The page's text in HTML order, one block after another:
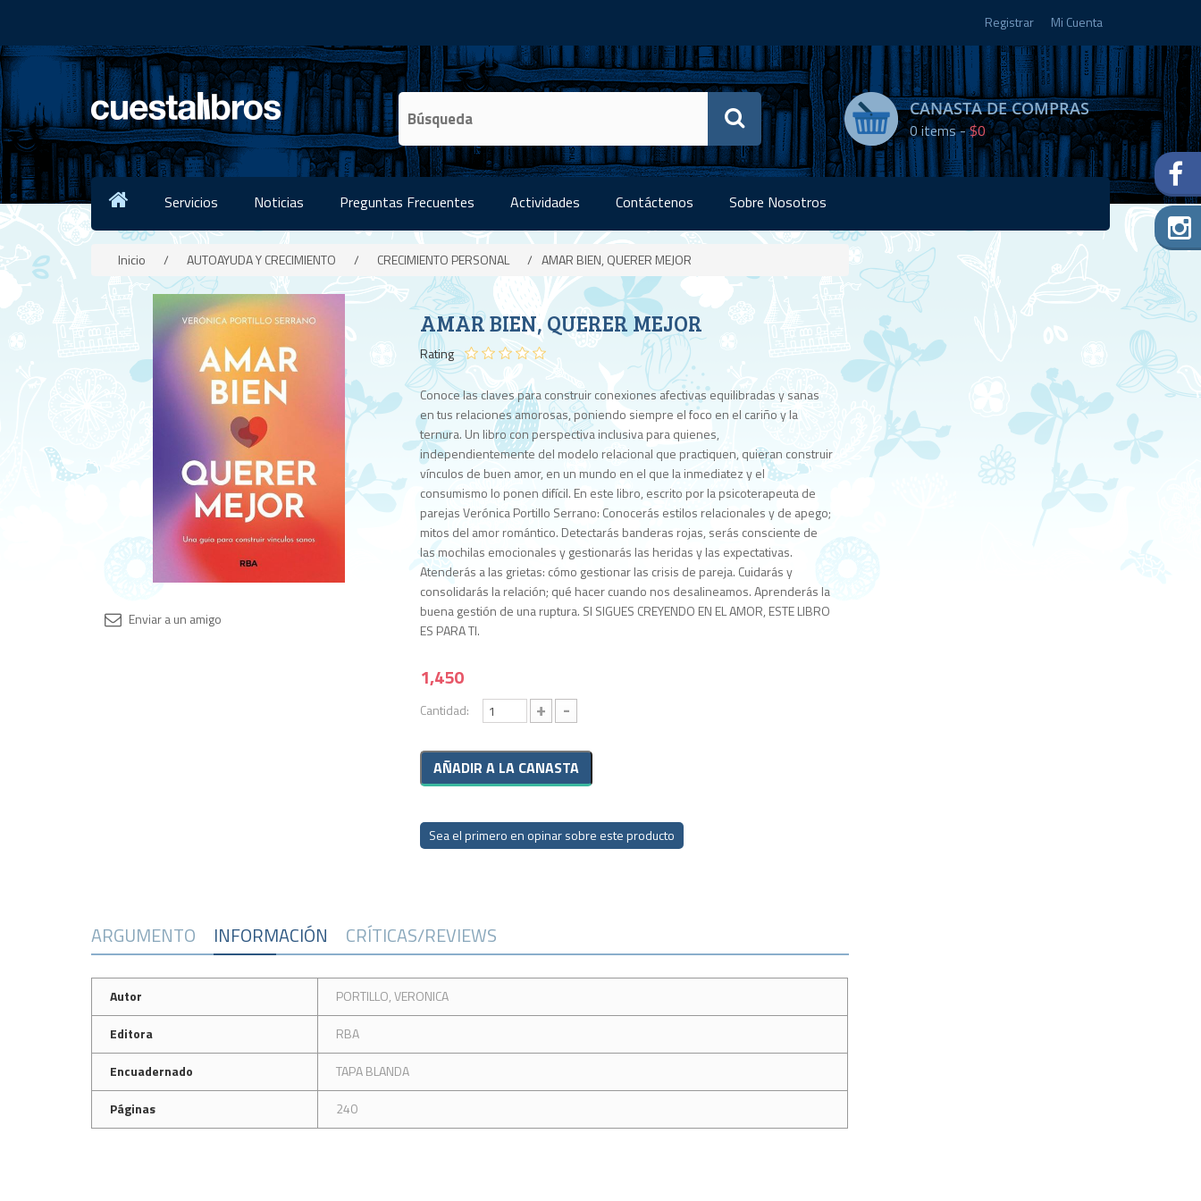
Registrar Mi Cuenta
CANASTA DE COMPRAS
0items -$0
Servicios Noticias Preguntas Frecuentes Actividades Contáctenos Sobre Nosotros
Inicio / AUTOAYUDA Y CRECIMIENTO / CRECIMIENTO PERSONAL / AMAR BIEN, QUERER MEJOR
AMAR BIEN, QUERER MEJOR
Rating
Conoce las claves para construir conexiones afectivas equilibradas y sanas
en tus relaciones amorosas, poniendo siempre el foco en el cariño y la
ternura. Un libro con perspectiva inclusiva para quienes,
independientemente del modelo relacional que practiquen, quieran construir
vínculos de buen amor, en un mundo en el que la inmediatez y el
consumismo lo ponen difícil. En este libro, escrito por la psicoterapeuta de
parejas Verónica Portillo Serrano: Conocerás estilos relacionales y de apego;
mitos del amor romántico. Detectarás banderas rojas, serás consciente de
las mochilas emocionales y gestionarás las heridas y las expectativas.
Atenderás a las grietas: cómo gestionar las crisis de pareja. Cuidarás y
consolidarás la relación; qué hacer cuando nos desalineamos. Aprenderás la
buena gestión de una ruptura. SI SIGUES CREYENDO EN EL AMOR, ESTE LIBRO
ES PARA TI.
Disponibilidad:
stock
1,450
Cantidad: + -
Sea el primero en opinar sobre este producto
ARGUMENTO INFORMACIÓN CRÍTICAS/REVIEWS
Autor
PORTILLO, VERONICA
Editora
RBA
Encuadernado
TAPA BLANDA
Páginas
240